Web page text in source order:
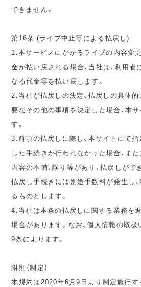
できません。
第16条 (ライブ中止等による払戻し)
1.本サービスにかかるライブの内容変
金が払い戻される場合、当社は、利用者
なる代金等を払い戻します。
2.当社が払戻しの決定、払戻しの具体
要なその他の事項を決定した場合、本
す。
3.前項の払戻しに際し、本サイトにて
した手続きが行われなかった場合、ま
内容の不備、誤り等があり、払戻しがで
払戻し手続きには別途手数料が発生し
るものとします。
4.当社は本条の払戻しに関する業務を
場合があります。なお、個人情報の取扱
9条によります。
附則（制定）
本規約は2020年6月9日より制定施行す